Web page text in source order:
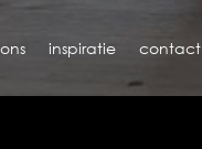
inspiratie contact